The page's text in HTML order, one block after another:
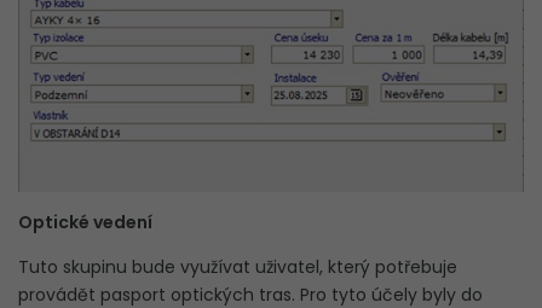
Optické vedení
Tuto skupinu bude využívat uživatel, který potřebuje
provádět pasport optických tras. Pro tyto účely byly do